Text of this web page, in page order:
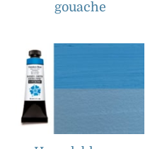
gouache